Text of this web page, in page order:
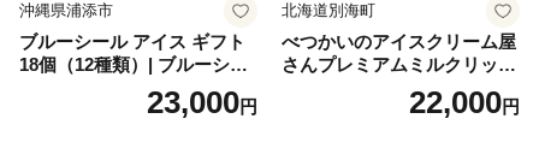
沖縄県浦添市
ブルーシール アイス ギフト
18個（12種類）| ブルーシー
ルアイス ブルーシールアイ
スクリーム 着日指定可能 送
23,000円
北海道別海町
べつかいのアイスクリーム屋
さんプレミアムミルクリッチ
12個（AP-01）（ 北海道アイ
ス 北海道産アイス アイス ア
22,000円